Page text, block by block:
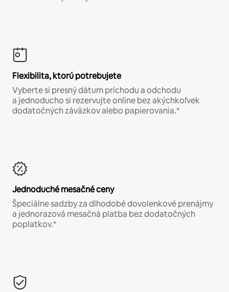
Flexibilita, ktorú potrebujete
Vyberte si presný dátum príchodu a odchodu
a jednoducho si rezervujte online bez akýchkoľvek
dodatočných záväzkov alebo papierovania.*
Jednoduché mesačné ceny
Špeciálne sadzby za dlhodobé dovolenkové prenájmy
a jednorazová mesačná platba bez dodatočných
poplatkov.*